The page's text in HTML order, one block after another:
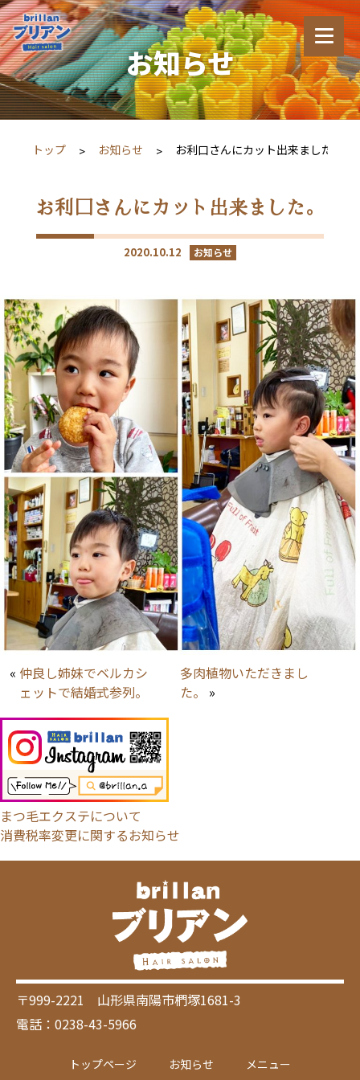
お知らせ
トップ お知らせ お利口さんにカット出来ました。
お利口さんにカット出来ました。
2020.10.12 お知らせ
« 仲良し姉妹でベルカシ
ェットで結婚式参列。
多肉植物いただきまし
た。
»
まつ毛エクステについて
消費税率変更に関するお知らせ
〒999-2221 山形県南陽市椚塚1681-3
電話：0238-43-5966
トップページ お知らせ メニュー